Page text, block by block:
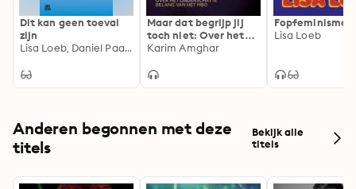
Dit kan geen toeval
zijn
Lisa Loeb, Daniel Paarlberg
Maar dat begrijp jij
toch niet: Over het
onderschatte belang
Karim Amghar
Fopfeminisme
Lisa Loeb
Anderen begonnen met deze
titels
Bekijk alle
titels